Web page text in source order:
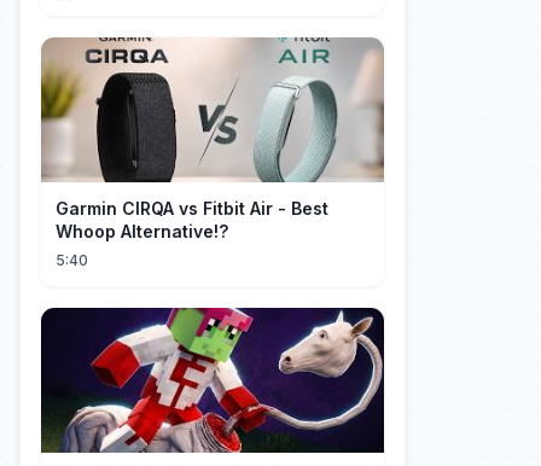
Garmin CIRQA vs Fitbit Air - Best
Whoop Alternative!?
5:40